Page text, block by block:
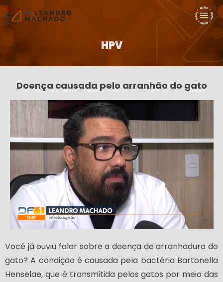
HPV
Doença causada pelo arranhão do gato
Você já ouviu falar sobre a doença de arranhadura do
gato? A condição é causada pela bactéria Bartonella
Henselae, que é transmitida pelos gatos por meio das